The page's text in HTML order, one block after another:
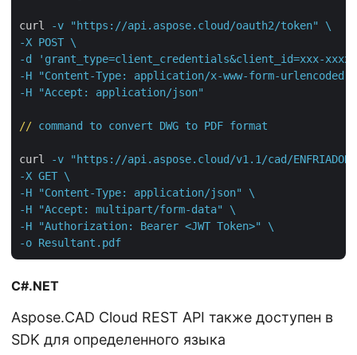
curl
-v "https://api.aspose.cloud/oauth2/token" \
-X POST \
-d 'grant_type=client_credentials&client_id=xxx-
-H "Content-Type: application/x-www-form-
-H "Accept: application/json"
// command to convert DWG to PDF format
curl
-v "https://api.aspose.cloud/v1.1/cad/
-X GET \
-H "Content-Type: application/json" \
-H "Accept: multipart/form-data" \
-H "Authorization: Bearer <JWT Token>" \
-o Resultant.pdf
C#.NET
Aspose.CAD Cloud REST API также доступен в
SDK для определенного языка